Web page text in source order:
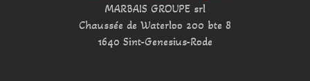
MARBAIS GROUPE srl
Chaussée de Waterloo 200 bte 8
1640 Sint-Genesius-Rode